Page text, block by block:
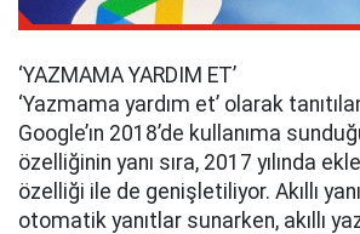
‘YAZMAMA YARDIM ET’
‘Yazmama yardım et’ olarak
Google’ın 2018’de kullanıma
özelliğinin yanı sıra, 2017 yılında
özelliği ile de genişletiliyor. Akıllı
otomatik yanıtlar sunarken, akıllı